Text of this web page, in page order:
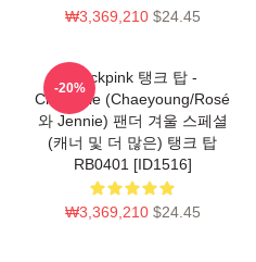
₩3,369,210 $24.45
Blackpink 탱크 탑 -
Chaennie (Chaeyoung/Rosé
와 Jennie) 팬더 겨울 스페셜
(캐너 및 더 많은) 탱크 탑
RB0401 [ID1516]
₩3,369,210 $24.45
-20%